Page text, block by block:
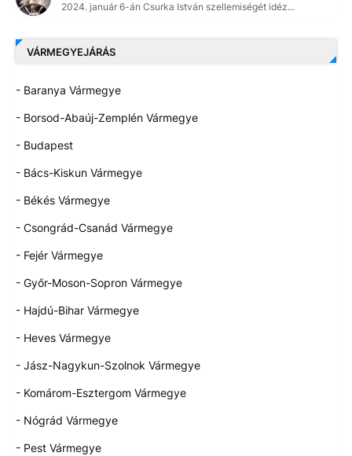
2024. január 6-án Csurka István szellemiségét idéz...
VÁRMEGYEJÁRÁS
- Baranya Vármegye
- Borsod-Abaúj-Zemplén Vármegye
- Budapest
- Bács-Kiskun Vármegye
- Békés Vármegye
- Csongrád-Csanád Vármegye
- Fejér Vármegye
- Győr-Moson-Sopron Vármegye
- Hajdú-Bihar Vármegye
- Heves Vármegye
- Jász-Nagykun-Szolnok Vármegye
- Komárom-Esztergom Vármegye
- Nógrád Vármegye
- Pest Vármegye